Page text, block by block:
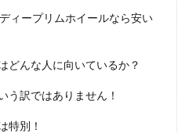
レロ「GAN」の評価
ブランドの中でも、とりわけピナレ
ィープリムホイールなら安い
どんな人に向いているか？
う訳ではありません！
特別！